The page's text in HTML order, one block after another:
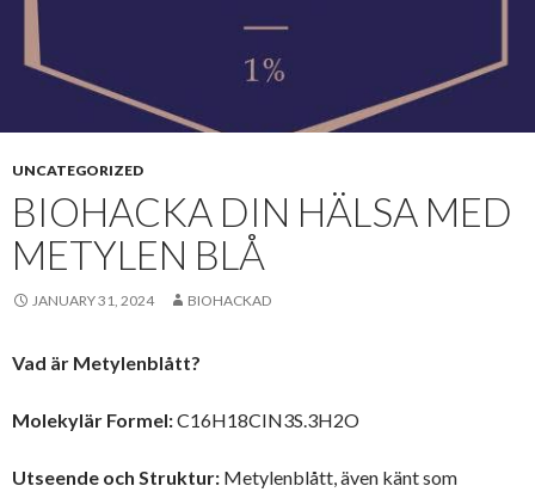
UNCATEGORIZED
BIOHACKA DIN HÄLSA MED
METYLEN BLÅ
JANUARY 31, 2024 BIOHACKAD
Vad är Metylenblått?
Molekylär Formel:C16H18CIN3S.3H2O
Utseende och Struktur: Metylenblått, även känt som